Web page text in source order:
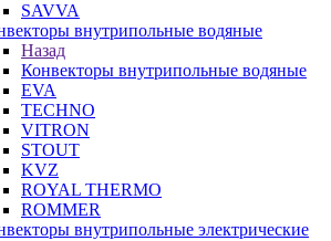
SAVVA
внутрипольные водяные
Назад
Конвекторы внутрипольные водяные
EVA
TECHNO
VITRON
STOUT
KVZ
ROYAL THERMO
ROMMER
внутрипольные электрические